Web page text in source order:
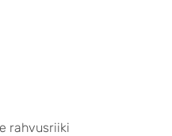
rahvusriiki